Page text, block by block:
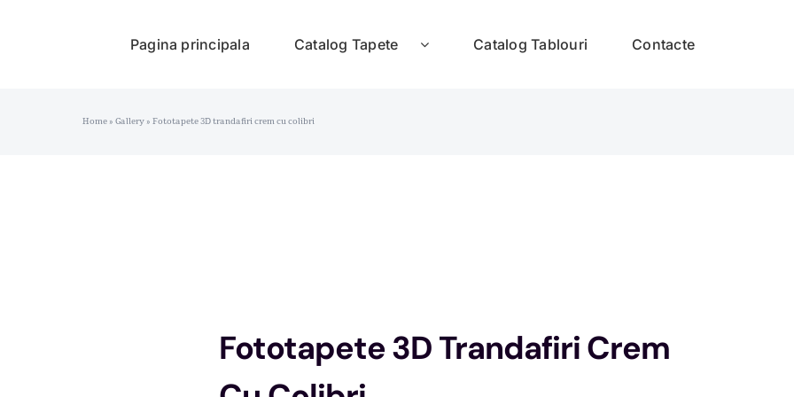
Pagina principala Catalog Tapete Catalog Tablouri Contacte
Home»Gallery»Fototapete 3D trandafiri crem cu colibri
Fototapete 3D Trandafiri Crem